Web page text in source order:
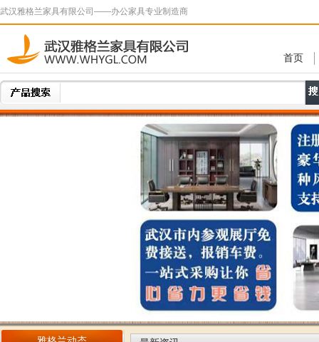
武汉雅格兰家具有限公司——办公家具专业制造商
首页